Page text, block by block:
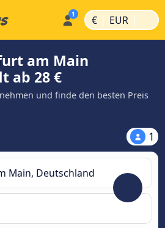
€ | EUR |
am Main
ab 28 €
und finde den besten Preis
1